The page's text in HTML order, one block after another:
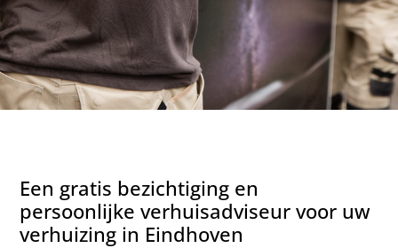
Een gratis bezichtiging en
persoonlijke verhuisadviseur voor uw
verhuizing in Eindhoven